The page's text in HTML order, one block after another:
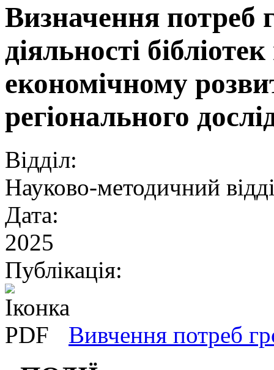
Визначення потреб
діяльності
економічному
регіонального
Відділ:
Науково-методичний
Дата:
2025
Публікація:
Вивчення потреб